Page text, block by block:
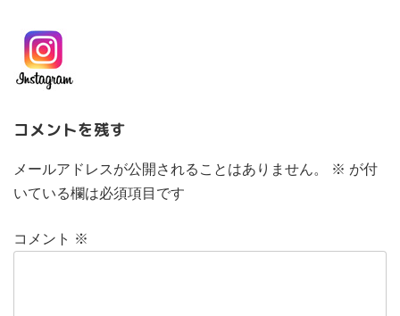
コメントを残す
メールアドレスが公開されることはありません。 ※ が付
いている欄は必須項目です
コメント ※